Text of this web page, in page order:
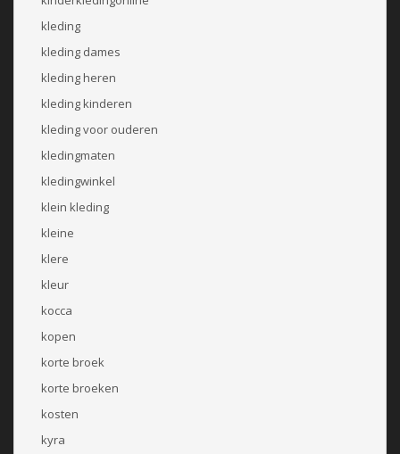
kleding
kleding dames
kleding heren
kleding kinderen
kleding voor ouderen
kledingmaten
kledingwinkel
klein kleding
kleine
klere
kleur
kocca
kopen
korte broek
korte broeken
kosten
kyra